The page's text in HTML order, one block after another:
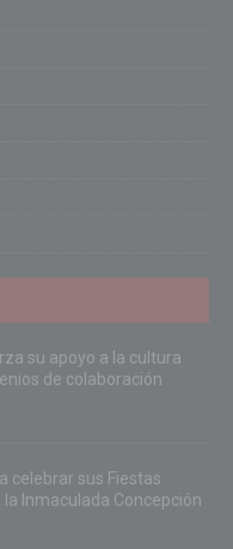
su apoyo a la cultura
de colaboración
celebrar sus Fiestas
Inmaculada Concepción